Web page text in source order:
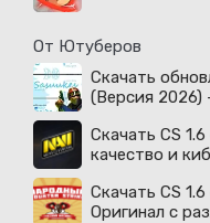
От Ютуберов
Скачать
(Версия 2026)
Скачать CS
качество и
Скачать CS
Оригинал с